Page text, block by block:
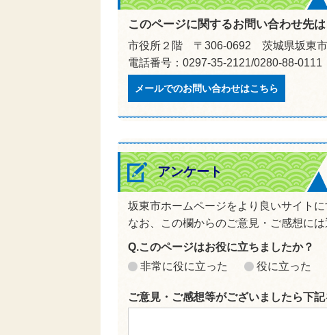
このページに関するお問い合わせ先は
市役所２階 〒306-0692 茨城県坂東市
電話番号：0297-35-2121/0280-88-
メールでのお問い合わせはこちら
アンケート
坂東市ホームページをより良いサイト
なお、この欄からのご意見・ご感想に
Q.このページはお役に立ちましたか？
非常に役に立った
役に立った
ご意見・ご感想等がございましたら下記